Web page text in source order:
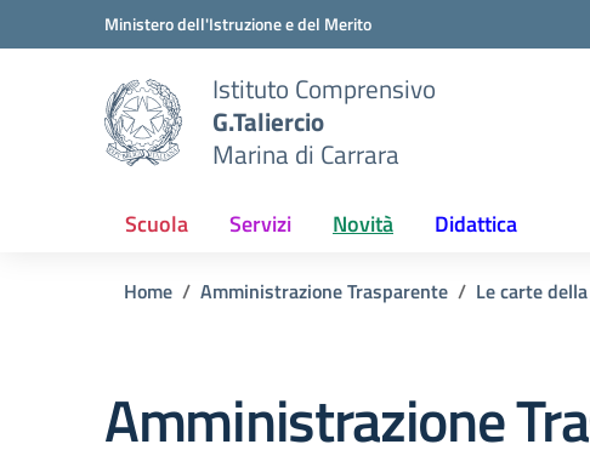
Vai ai contenuti
Vai al menu di navigazioneMinistero dell'Istruzione e del Merito
Istituto Comprensivo
G.Taliercio
Marina di Carrara
Scuola Servizi Novità Didattica
Home Amministrazione Trasparente Le carte
Amministrazione